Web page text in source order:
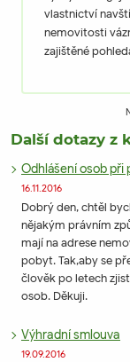
vlastnictví
nemovitosti
zajištěné
Další dotazy z
Odhlášení osob při
16.11.2016
Dobrý den, chtěl
nějakým právním
mají na adrese
pobyt. Tak,aby se
člověk po letech
osob. Děkuji.
Výhradní smlouva
19.09.2016